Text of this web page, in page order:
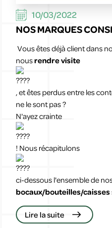
10/03/2022
NOS MARQUES
Vous êtes déjà client dans
nousrendre visite
, et êtes perdus entre les
ne le sont pas ?
N'ayez crainte
! Nous récapitulons
ci-dessous l'ensemble de
bocaux/bouteilles/caisses
Lire la suite